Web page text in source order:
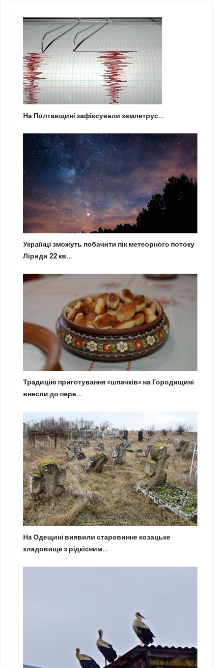
На Полтавщині зафіксували землетрус...
Українці зможуть побачити пік метеорного потоку
Ліриди 22 кв...
Традицію приготування «шпачків» на Городищині
внесли до пере...
На Одещині виявили старовинне козацьке
кладовище з рідкісним...